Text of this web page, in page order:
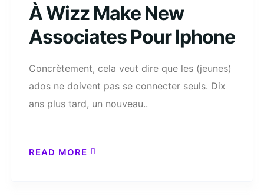
À Wizz Make New
Associates Pour Iphone
Concrètement, cela veut dire que les (jeunes)
ados ne doivent pas se connecter seuls. Dix
ans plus tard, un nouveau..
READ MORE